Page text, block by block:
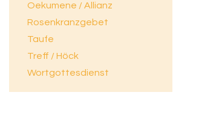
Oekumene / Allianz
Rosenkranzgebet
Taufe
Treff / Höck
Wortgottesdienst